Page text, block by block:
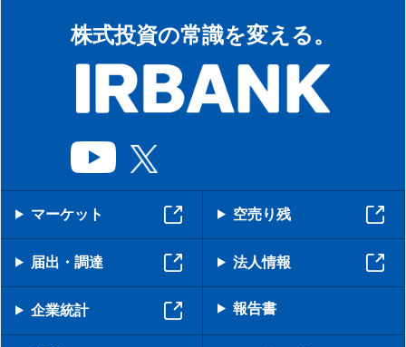
株式投資の常識を変える。
マーケット 空売り残
届出・調達 法人情報
企業統計 報告書